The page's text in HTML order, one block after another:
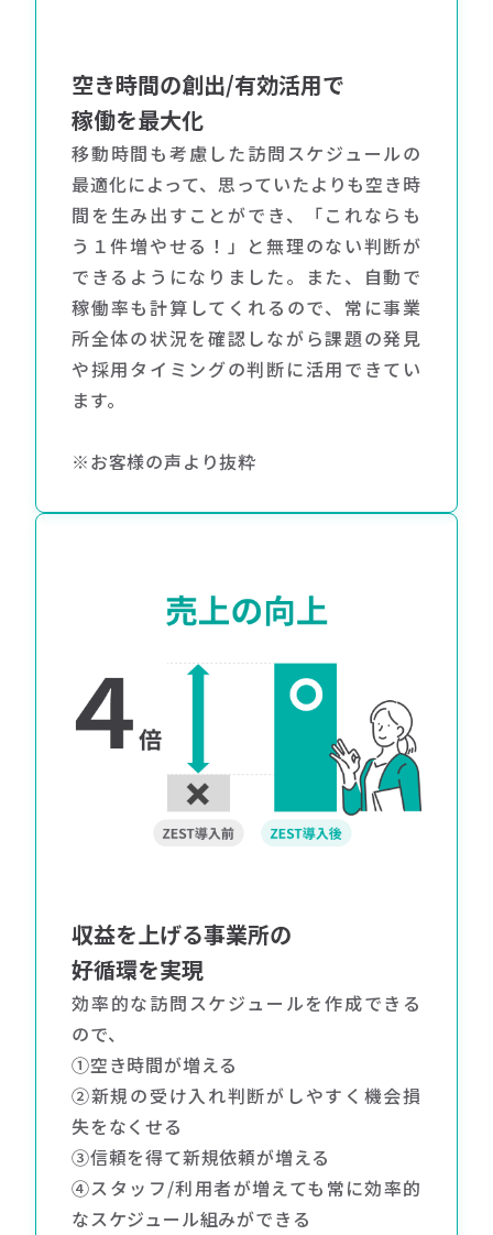
空き時間の創出/有効活用で
稼働を最大化
移動時間も考慮した訪問スケジュールの
最適化によって、思っていたよりも空き時
間を生み出すことができ、「これならも
う１件増やせる！」と無理のない判断が
できるようになりました。また、自動で
稼働率も計算してくれるので、常に事業
所全体の状況を確認しながら課題の発見
や採用タイミングの判断に活用できてい
ます。
※お客様の声より抜粋
収益を上げる事業所の
好循環を実現
効率的な訪問スケジュールを作成できる
ので、
①空き時間が増える
②新規の受け入れ判断がしやすく機会損
失をなくせる
③信頼を得て新規依頼が増える
④スタッフ/利用者が増えても常に効率的
なスケジュール組みができる